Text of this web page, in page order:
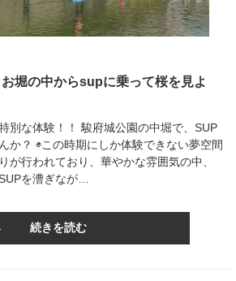
堀の中からsupに乗って桜を見よ
別な体験！！ 駿府城公園の中堀で、SUP
か？ ◉この時期にしか体験できない夢空間
が行われており、華やかな雰囲気の中、
を漕ぎなが…
続きを読む